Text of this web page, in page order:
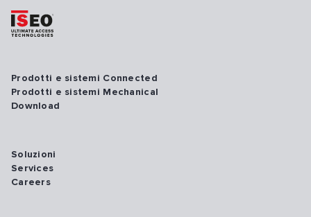
Prodotti e sistemi Connected
Prodotti e sistemi Mechanical
Download
Soluzioni
Services
Careers